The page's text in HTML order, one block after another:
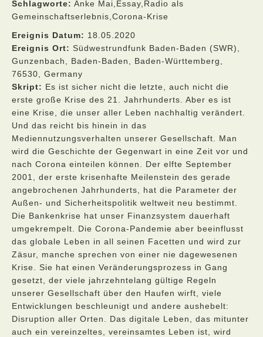
Schlagworte: Anke Mai,Essay,Radio als
Gemeinschaftserlebnis,Corona-Krise
Ereignis Datum: 18.05.2020
Ereignis Ort: Südwestrundfunk Baden-Baden (SWR),
Gunzenbach, Baden-Baden, Baden-Württemberg,
76530, Germany
Skript: Es ist sicher nicht die letzte, auch nicht die
erste große Krise des 21. Jahrhunderts. Aber es ist
eine Krise, die unser aller Leben nachhaltig verändert.
Und das reicht bis hinein in das
Mediennutzungsverhalten unserer Gesellschaft. Man
wird die Geschichte der Gegenwart in eine Zeit vor und
nach Corona einteilen können. Der elfte September
2001, der erste krisenhafte Meilenstein des gerade
angebrochenen Jahrhunderts, hat die Parameter der
Außen- und Sicherheitspolitik weltweit neu bestimmt.
Die Bankenkrise hat unser Finanzsystem dauerhaft
umgekrempelt. Die Corona-Pandemie aber beeinflusst
das globale Leben in all seinen Facetten und wird zur
Zäsur, manche sprechen von einer nie dagewesenen
Krise. Sie hat einen Veränderungsprozess in Gang
gesetzt, der viele jahrzehntelang gültige Regeln
unserer Gesellschaft über den Haufen wirft, viele
Entwicklungen beschleunigt und andere aushebelt:
Disruption aller Orten. Das digitale Leben, das mitunter
auch ein vereinzeltes, vereinsamtes Leben ist, wird